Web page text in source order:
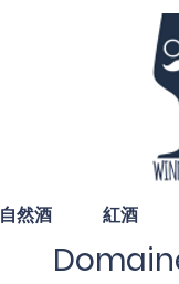
自然酒 紅酒